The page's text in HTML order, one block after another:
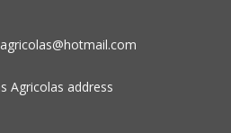
Agricolas address